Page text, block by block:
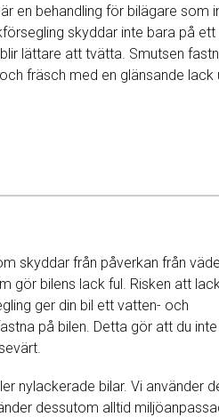
en behandling för bilägare som
skyddar inte bara på
lättare att tvätta. Smutsen
fräsch med en glänsande lack
skyddar från påverkan från
gör bilens lack ful. Risken att
ger din bil ett vatten- och
på bilen. Detta gör att du
nylackerade bilar. Vi använder
dessutom alltid